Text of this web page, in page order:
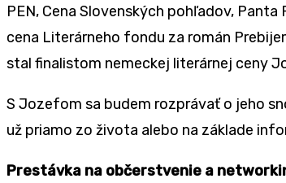
PEN, Cena Slovenských pohľadov,
cena Literárneho fondu za román
stal finalistom nemeckej literárnej ceny
S Jozefom sa budem rozprávať o jeho
už priamo zo života alebo na základe
Prestávka na občerstvenie a